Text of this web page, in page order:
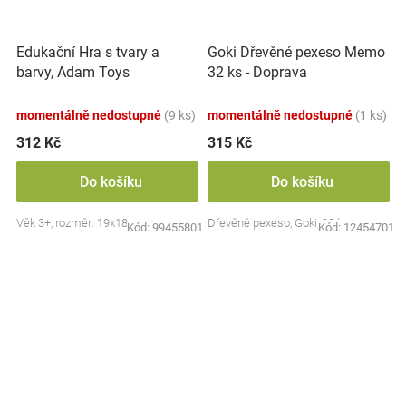
Edukační Hra s tvary a
barvy, Adam Toys
momentálně nedostupné (9 ks)
312 Kč
Do košíku
Věk 3+, rozměr: 19x18 cm
Kód: 99455801
Goki Dřevěné pexeso Memo
32 ks - Doprava
momentálně nedostupné (1 ks)
315 Kč
Do košíku
Dřevěné pexeso, Goki, 32 ks
Kód: 12454701